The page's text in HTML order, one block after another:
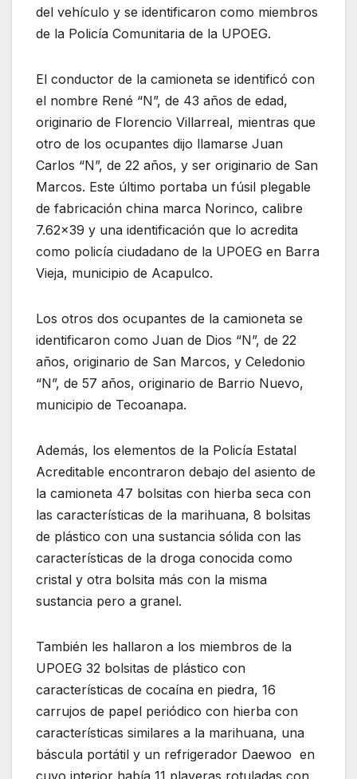
del vehículo y se identificaron como miembros
de la Policía Comunitaria de la UPOEG.
El conductor de la camioneta se identificó con
el nombre René “N”, de 43 años de edad,
originario de Florencio Villarreal, mientras que
otro de los ocupantes dijo llamarse Juan
Carlos “N”, de 22 años, y ser originario de San
Marcos. Este último portaba un fúsil plegable
de fabricación china marca Norinco, calibre
7.62×39 y una identificación que lo acredita
como policía ciudadano de la UPOEG en Barra
Vieja, municipio de Acapulco.
Los otros dos ocupantes de la camioneta se
identificaron como Juan de Dios “N”, de 22
años, originario de San Marcos, y Celedonio
“N”, de 57 años, originario de Barrio Nuevo,
municipio de Tecoanapa.
Además, los elementos de la Policía Estatal
Acreditable encontraron debajo del asiento de
la camioneta 47 bolsitas con hierba seca con
las características de la marihuana, 8 bolsitas
de plástico con una sustancia sólida con las
características de la droga conocida como
cristal y otra bolsita más con la misma
sustancia pero a granel.
También les hallaron a los miembros de la
UPOEG 32 bolsitas de plástico con
características de cocaína en piedra, 16
carrujos de papel periódico con hierba con
características similares a la marihuana, una
báscula portátil y un refrigerador Daewoo en